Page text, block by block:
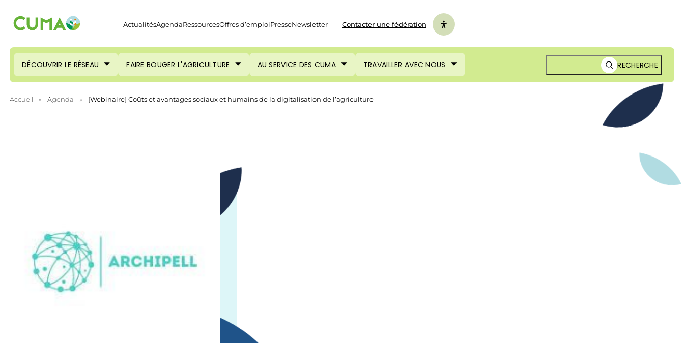
ActualitésAgendaRessourcesOffres d’emploiPresseNewsletter Contacter une fédération
DÉCOUVRIR LE RÉSEAU FAIRE BOUGER L'AGRICULTURE AU SERVICE DES CUMA TRAVAILLER AVEC NOUS RECHERCHE
Accueil » Agenda » [Webinaire] Coûts et avantages sociaux et humains de la digitalisation de l’agriculture